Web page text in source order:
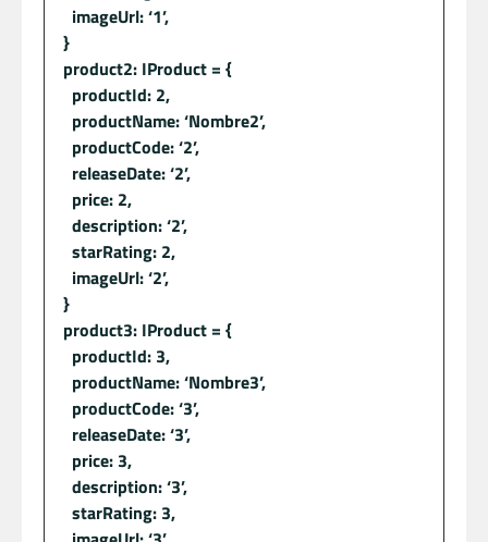
imageUrl: ‘1’,
}
product2: IProduct = {
productId: 2,
productName: ‘Nombre2’,
productCode: ‘2’,
releaseDate: ‘2’,
price: 2,
description: ‘2’,
starRating: 2,
imageUrl: ‘2’,
}
product3: IProduct = {
productId: 3,
productName: ‘Nombre3’,
productCode: ‘3’,
releaseDate: ‘3’,
price: 3,
description: ‘3’,
starRating: 3,